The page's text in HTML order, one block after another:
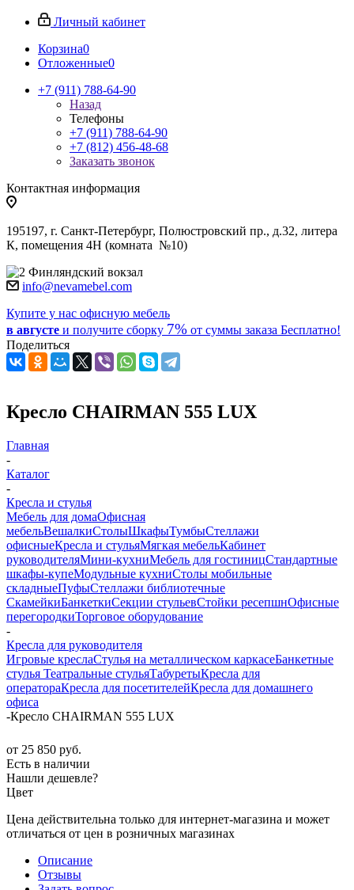
Личный кабинет
Корзина0
Отложенные0
+7 (911) 788-64-90
Назад
Телефоны
+7 (911) 788-64-90
+7 (812) 456-48-68
Заказать звонок
Контактная информация
195197, г. Санкт-Петербург, Полюстровский пр., д.32, литера
К, помещения 4Н (комната №10)
Финляндский вокзал
info@nevamebel.com
Купите у нас офисную мебель
в августе и получите сборку 7% от суммы заказа Бесплатно!
Поделиться
Кресло CHAIRMAN 555 LUX
Главная
-
Каталог
-
Кресла и стулья
Мебель для домаОфисная
мебельВешалкиСтолыШкафыТумбыСтеллажи
офисныеКресла и стульяМягкая мебельКабинет
руководителяМини-кухниМебель для гостиницСтандартные
шкафы-купеМодульные кухниСтолы мобильные
складныеПуфыСтеллажи библиотечные
СкамейкиБанкеткиСекции стульевСтойки ресепшнОфисные
перегородкиТорговое оборудование
-
Кресла для руководителя
Игровые креслаСтулья на металлическом каркасеБанкетные
стулья Театральные стульяТабуретыКресла для
оператораКресла для посетителейКресла для домашнего
офиса
-Кресло CHAIRMAN 555 LUX
от 25 850 руб.
Есть в наличии
Нашли дешевле?
Цвет
Цена действительна только для интернет-магазина и может
отличаться от цен в розничных магазинах
Описание
Отзывы